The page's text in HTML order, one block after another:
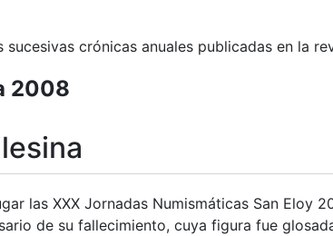
crónicas anuales publicadas en la
2008
las XXX Jornadas Numismáticas San Eloy
de su fallecimiento, cuya figura fue